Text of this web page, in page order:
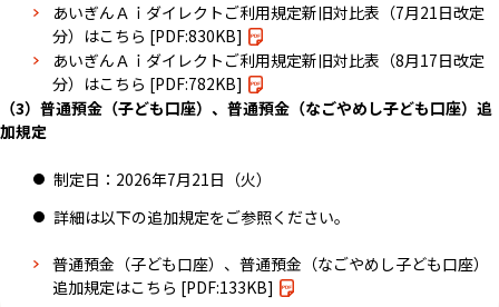
あいぎんＡｉダイレクトご利用規定新旧対比表（7月21日改定
分）はこちら [PDF:830KB]
あいぎんＡｉダイレクトご利用規定新旧対比表（8月17日改定
分）はこちら [PDF:782KB]
（3）普通預金（子ども口座）、普通預金（なごやめし子ども口座）追
加規定
制定日：2026年7月21日（火）
詳細は以下の追加規定をご参照ください。
普通預金（子ども口座）、普通預金（なごやめし子ども口座）
追加規定はこちら [PDF:133KB]